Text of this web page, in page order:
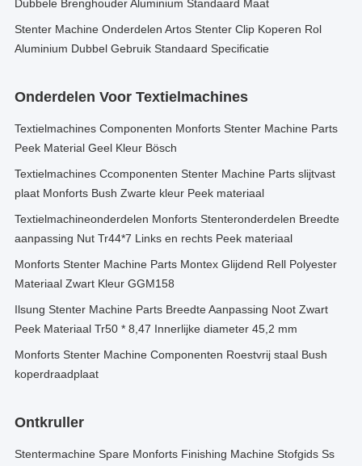
Dubbele Brenghouder Aluminium Standaard Maat
Stenter Machine Onderdelen Artos Stenter Clip Koperen Rol
Aluminium Dubbel Gebruik Standaard Specificatie
Onderdelen Voor Textielmachines
Textielmachines Componenten Monforts Stenter Machine Parts
Peek Material Geel Kleur Bösch
Textielmachines Ccomponenten Stenter Machine Parts slijtvast
plaat Monforts Bush Zwarte kleur Peek materiaal
Textielmachineonderdelen Monforts Stenteronderdelen Breedte
aanpassing Nut Tr44*7 Links en rechts Peek materiaal
Monforts Stenter Machine Parts Montex Glijdend Rell Polyester
Materiaal Zwart Kleur GGM158
Ilsung Stenter Machine Parts Breedte Aanpassing Noot Zwart
Peek Materiaal Tr50 * 8,47 Innerlijke diameter 45,2 mm
Monforts Stenter Machine Componenten Roestvrij staal Bush
koperdraadplaat
Ontkruller
Stentermachine Spare Monforts Finishing Machine Stofgids Ss